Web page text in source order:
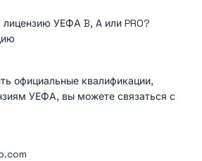
лицензию УЕФА B, A или PRO?
официальные квалификации,
УЕФА, вы можете связаться с